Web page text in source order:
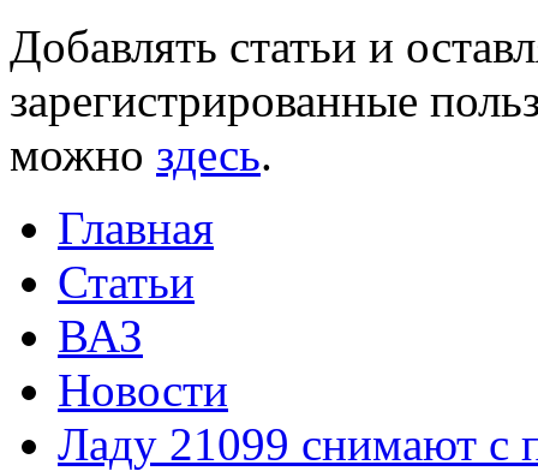
Добавлять статьи и
зарегистрированные
можно здесь.
Главная
Статьи
ВАЗ
Новости
Ладу 21099 снимают с